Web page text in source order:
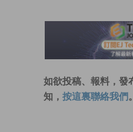
如欲投稿、報料，發
知， 按這裏聯絡我們 。